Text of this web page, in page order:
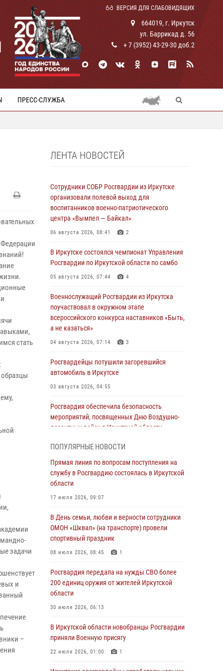
ВЕРСИЯ ДЛЯ СЛАБОВИДЯЩИХ
664019, г. Иркутск
ул. Баррикад д. 56
+ 7 (3952) 43-29-30 доб.2
ПРЕСС-СЛУЖБА
стать
задачи
и
–
ЛЕНТА НОВОСТЕЙ
Сотрудники СОБР Росгвардии из Иркутске
организовали полевой выход для
воспитанников военно-патриотического
центра «Вымпел — Байкал»
06 августа 2026, 08:41 2
В Иркутске состоялся чемпионат Управления
Росгвардии по Иркутской области по самбо
05 августа 2026, 07:44 4
Военнослужащий Росгвардии из Иркутска
поучаствовал в окружном этапе
всероссийского конкурса наставников «Быть,
а не казаться»
04 августа 2026, 07:14 3
Росгвардейцы потушили загоревшийся
автомобиль в Иркутске
03 августа 2026, 04:55
Росгвардия обеспечила безопасность
мероприятий, посвященных Дню Воздушно-
десантных войск в Иркутской области
Росгвардейцы из Братска присоединились к
донорской акции «От сердца к сердцу»
(видео)
31 июля 2026, 04:37
Сотрудники Росгвардии нашли и вернули
родственникам пропавшую пожилую
женщину в Иркутске
30 июля 2026, 07:37
Росгвардия передала на нужды СВО более
200 единиц оружия от жителей Иркутской
области
30 июля 2026, 06:13
При силовой поддержке СОБР Росгвардии в
Иркутской области провели рейды по
соблюдению миграционного
ПОПУЛЯРНЫЕ НОВОСТИ
Прямая линия по вопросам поступления на
службу в Росгвардию состоялась в Иркутской
области
17 июля 2026, 09:07
В День семьи, любви и верности сотрудники
ОМОН «Шквал» (на транспорте) провели
спортивный праздник
08 июля 2026, 08:45 1
Росгвардия передала на нужды СВО более
200 единиц оружия от жителей Иркутской
области
30 июля 2026, 06:13
В Иркутской области новобранцы Росгвардии
приняли Военную присягу
22 июля 2026, 01:00 1